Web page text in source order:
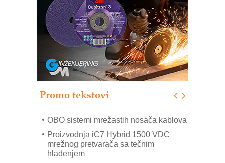
Promo tekstovi
Trajna oznaka kao dugoročna korist
Bezbednost na prvom mestu!
IB BLUMENAUER - više od 40 godina
poverenja u industriji
RMQ-TITAN ADVANCED INDICATOR
– Pametna signalizacija za efikasnije
upravljanje mašinama
Mitutoyo Crysta-Apex V PLUS: Nova
OBO sistemi mrežastih nosača kablova
Proizvodnja iC7 Hybrid 1500 VDC
mrežnog pretvarača sa tečnim
hlađenjem